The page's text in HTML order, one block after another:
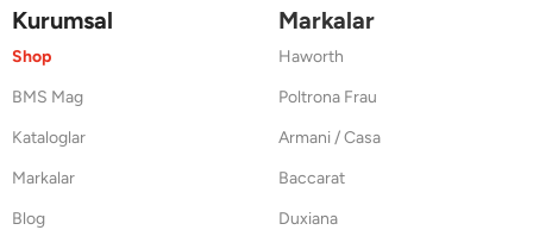
Kurumsal
Shop
BMS Mag
Kataloglar
Markalar
Blog
Markalar
Haworth
Poltrona Frau
Armani / Casa
Baccarat
Duxiana